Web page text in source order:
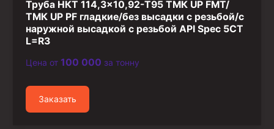
Труба НКТ 114,3×10,92-T95 ТМК UP FMT/
ТМК UP PF гладкие/без высадки с резьбой/с
наружной высадкой с резьбой API Spec 5CT
L=R3
Цена от 100 000 за тонну
Заказать